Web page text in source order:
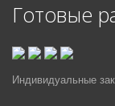
Готовые
Индивидуальные